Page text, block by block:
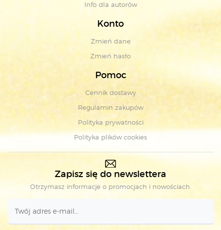
Info dla autorów
Konto
Zmień dane
Zmień hasło
Pomoc
Cennik dostawy
Regulamin zakupów
Polityka prywatności
Polityka plików cookies
Zapisz się do newslettera
Otrzymasz informacje o promocjach i nowościach.